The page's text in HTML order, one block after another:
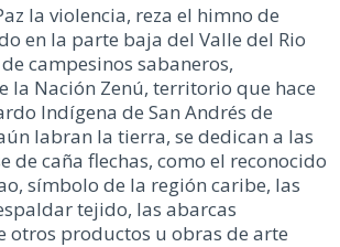
la violencia, reza el himno de
en la parte baja del Valle del Rio
campesinos sabaneros,
la Nación Zenú, territorio que hace
Indígena de San Andrés de
labran la tierra, se dedican a las
de caña flechas, como el reconocido
símbolo de la región caribe, las
tejido, las abarcas
otros productos u obras de arte